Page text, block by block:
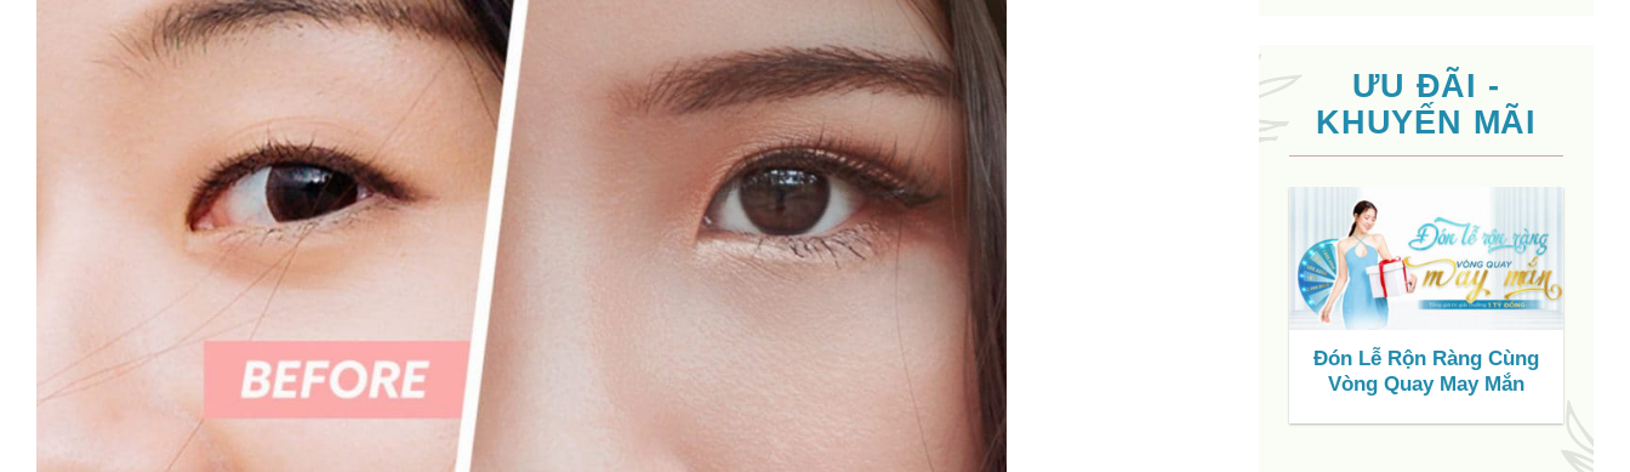
ƯU ĐÃI -
KHUYẾN MÃI
Đón Lễ Rộn Ràng Cùng
Vòng Quay May Mắn